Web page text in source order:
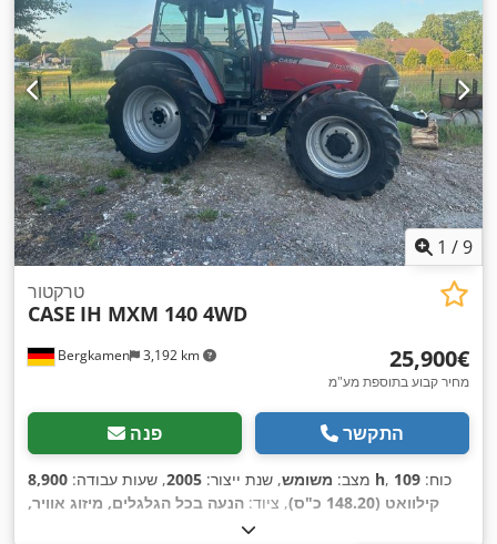
1 /9
Bergkamen 3,192 km
טרקטור
CASE IH MXM 140 4WD
‏25,900 ‏€
מחיר קבוע בתוספת מע"מ
פנה התקשר
מצב: משומש, שנת ייצור: 2005, שעות עבודה: 8,900 h , כוח: 109
קילוואט (148.20 כ"ס)
, ציוד: הנעה בכל הגלגלים, מיזוג אוויר,